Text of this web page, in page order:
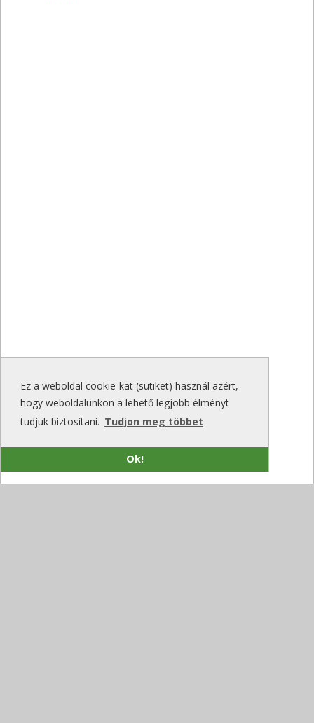
Ez a weboldal cookie-kat (sütiket) használ azért,
hogy weboldalunkon a lehető legjobb élményt
tudjuk biztosítani. Tudjon meg többet
Ok!